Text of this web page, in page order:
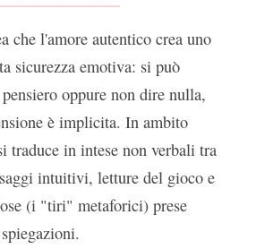
che l'amore autentico crea uno
sicurezza emotiva: si può
oppure non dire nulla,
è implicita. In ambito
traduce in intese non verbali tra
intuitivi, letture del gioco e
(i "tiri" metaforici) prese